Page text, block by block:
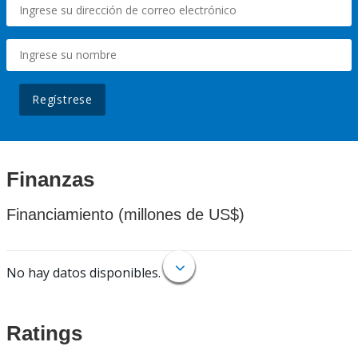
Regístrese
Finanzas
Financiamiento (millones de US$)
No hay datos disponibles.
Ratings